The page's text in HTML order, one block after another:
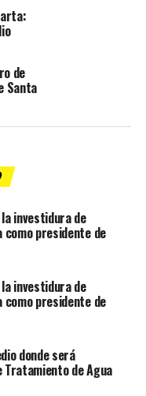
de
Santa
investidura de
como presidente de
investidura de
como presidente de
donde será
de Agua